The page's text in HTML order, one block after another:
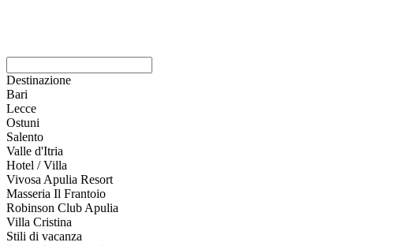
Destinazione
Bari
Lecce
Ostuni
Salento
Valle d'Itria
Hotel / Villa
Vivosa Apulia Resort
Masseria Il Frantoio
Robinson Club Apulia
Villa Cristina
Stili di vacanza